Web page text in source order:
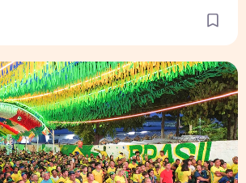
da Copa mobiliza moradores e